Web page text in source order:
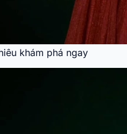
khám phá ngay